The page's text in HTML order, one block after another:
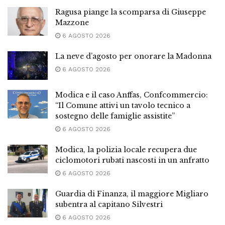
Ragusa piange la scomparsa di Giuseppe
Mazzone
6 AGOSTO 2026
La neve d’agosto per onorare la Madonna
6 AGOSTO 2026
Modica e il caso Anffas, Confcommercio:
“Il Comune attivi un tavolo tecnico a
sostegno delle famiglie assistite”
6 AGOSTO 2026
Modica, la polizia locale recupera due
ciclomotori rubati nascosti in un anfratto
6 AGOSTO 2026
Guardia di Finanza, il maggiore Migliaro
subentra al capitano Silvestri
6 AGOSTO 2026